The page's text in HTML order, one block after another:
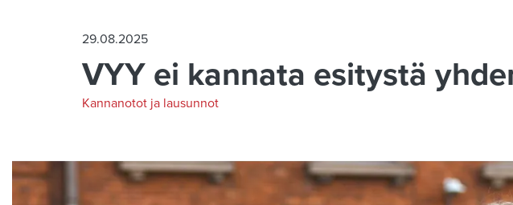
29.08.2025
VYY ei kannata esitystä
Kannanotot ja lausunnot